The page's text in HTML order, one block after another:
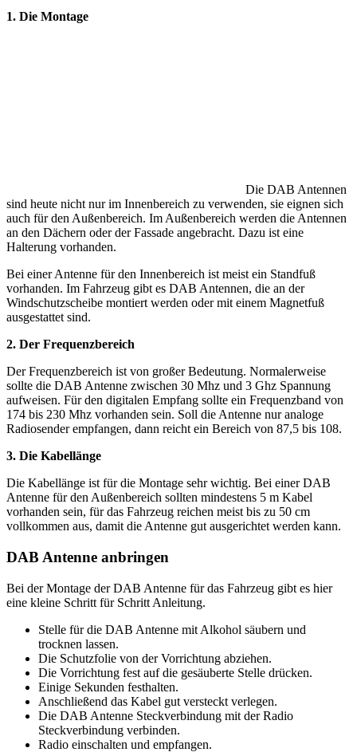
1. Die Montage
Die DAB Antennen
sind heute nicht nur im Innenbereich zu verwenden, sie eignen sich
auch für den Außenbereich. Im Außenbereich werden die Antennen
an den Dächern oder der Fassade angebracht. Dazu ist eine
Halterung vorhanden.
Bei einer Antenne für den Innenbereich ist meist ein Standfuß
vorhanden. Im Fahrzeug gibt es DAB Antennen, die an der
Windschutzscheibe montiert werden oder mit einem Magnetfuß
ausgestattet sind.
2. Der Frequenzbereich
Der Frequenzbereich ist von großer Bedeutung. Normalerweise
sollte die DAB Antenne zwischen 30 Mhz und 3 Ghz Spannung
aufweisen. Für den digitalen Empfang sollte ein Frequenzband von
174 bis 230 Mhz vorhanden sein. Soll die Antenne nur analoge
Radiosender empfangen, dann reicht ein Bereich von 87,5 bis 108.
3. Die Kabellänge
Die Kabellänge ist für die Montage sehr wichtig. Bei einer DAB
Antenne für den Außenbereich sollten mindestens 5 m Kabel
vorhanden sein, für das Fahrzeug reichen meist bis zu 50 cm
vollkommen aus, damit die Antenne gut ausgerichtet werden kann.
DAB Antenne anbringen
Bei der Montage der DAB Antenne für das Fahrzeug gibt es hier
eine kleine Schritt für Schritt Anleitung.
Stelle für die DAB Antenne mit Alkohol säubern und
trocknen lassen.
Die Schutzfolie von der Vorrichtung abziehen.
Die Vorrichtung fest auf die gesäuberte Stelle drücken.
Einige Sekunden festhalten.
Anschließend das Kabel gut versteckt verlegen.
Die DAB Antenne Steckverbindung mit der Radio
Steckverbindung verbinden.
Radio einschalten und empfangen.